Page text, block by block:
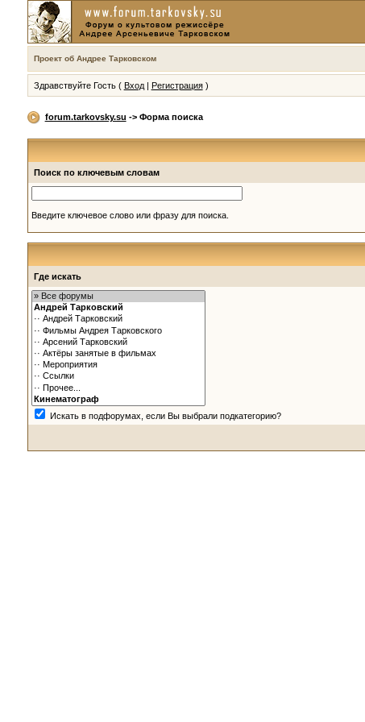
Проект об Андрее Тарковском
Здравствуйте Гость ( Вход| Регистрация)
forum.tarkovsky.su -> Форма поиска
Поиск по ключевым словам
Введите ключевое слово или фразу для поиска.
Где искать
Искать в подфорумах, если Вы выбрали подкатегорию?